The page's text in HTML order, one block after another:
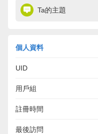
Ta的主題
個人資料
UID
用戶組
註冊時間
最後訪問